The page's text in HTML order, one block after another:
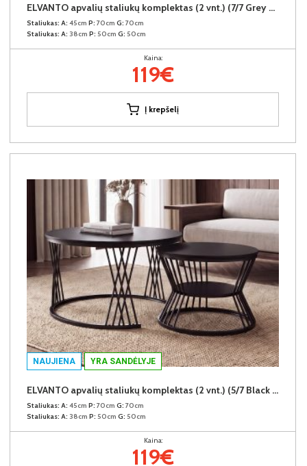
ELVANTO apvalių staliukų komplektas (2 vnt.) (7/7 Grey Gloss)
Staliukas: A: 45cm P: 70cm G: 70cm
Staliukas: A: 38cm P: 50cm G: 50cm
Kaina:
119€
Į krepšelį
NAUJIENA YRA SANDĖLYJE
ELVANTO apvalių staliukų komplektas (2 vnt.) (5/7 Black Matt)
Staliukas: A: 45cm P: 70cm G: 70cm
Staliukas: A: 38cm P: 50cm G: 50cm
Kaina:
119€